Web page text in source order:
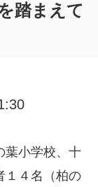
まえて
葉小学校、十
１４名（柏の